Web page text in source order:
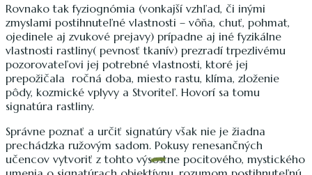
Rovnako tak fyziognómia (vonkajší vzhľad, či inými
zmyslami postihnuteľné vlastnosti – vôňa, chuť, pohmat,
ojedinele aj zvukové prejavy) prípadne aj iné fyzikálne
vlastnosti rastliny( pevnosť tkanív) prezradí trpezlivému
pozorovateľovi jej potrebné vlastnosti, ktoré jej
prepožičala ročná doba, miesto rastu, klíma, zloženie
pôdy, kozmické vplyvy a Stvoriteľ. Hovorí sa tomu
signatúra rastliny.
Správne poznať a určiť signatúry však nie je žiadna
prechádzka ružovým sadom. Pokusy renesančných
učencov vytvoriť z tohto výsostne pocitového, mystického